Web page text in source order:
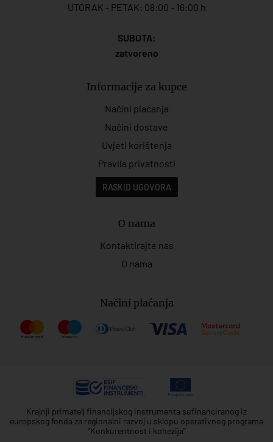
UTORAK - PETAK: 08:00 - 16:00 h
SUBOTA:
zatvoreno
Informacije za kupce
Načini plaćanja
Načini dostave
Uvjeti korištenja
Pravila privatnosti
RASKID UGOVORA
O nama
Kontaktirajte nas
O nama
Načini plaćanja
Krajnji primatelj financijskog instrumenta sufinanciranog iz
europskog fonda za regionalni razvoj u sklopu operativnog programa
"Konkurentnost i kohezija"